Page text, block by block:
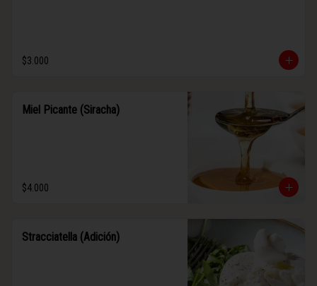
$3.000
Miel Picante (Siracha)
$4.000
Stracciatella (Adición)